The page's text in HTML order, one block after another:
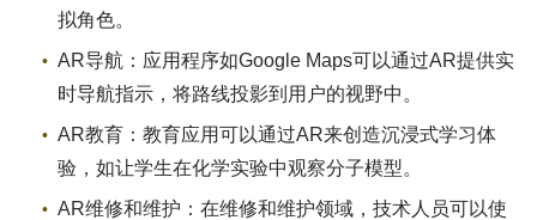
拟角色。
AR导航：应用程序如Google Maps可以通过AR提供实
时导航指示，将路线投影到用户的视野中。
AR教育：教育应用可以通过AR来创造沉浸式学习体
验，如让学生在化学实验中观察分子模型。
AR维修和维护：在维修和维护领域，技术人员可以使